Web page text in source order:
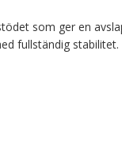
som ger en
fullständig stabilitet.